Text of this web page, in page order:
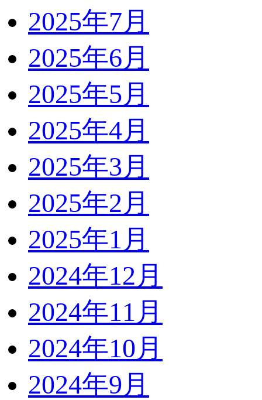
2025年7月
2025年6月
2025年5月
2025年4月
2025年3月
2025年2月
2025年1月
2024年12月
2024年11月
2024年10月
2024年9月